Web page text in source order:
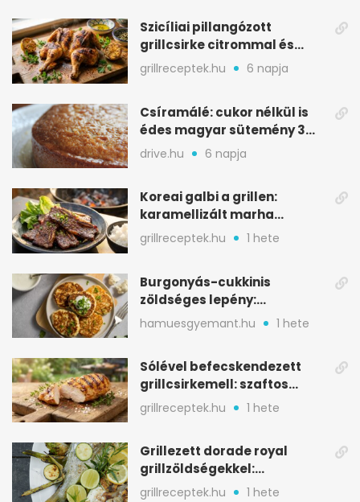
Szicíliai pillangózott
grillcsirke citrommal és
oregánóval
grillreceptek.hu 6 napja
Csíramálé: cukor nélkül is
édes magyar sütemény 3
alapanyagból
drive.hu 6 napja
Koreai galbi a grillen:
karamellizált marha
rövidborda gyorsan
grillreceptek.hu 1 hete
Burgonyás-cukkinis
zöldséges lepény:
aranybarna, szaftos, hús
nélkül is
hamuesgyemant.hu 1 hete
Sólével befecskendezett
grillcsirkemell: szaftos
marad, nem szárad ki
grillreceptek.hu 1 hete
Grillezett dorade royal
grillzöldségekkel:
mediterrán ízek a rostélyról
grillreceptek.hu 1 hete